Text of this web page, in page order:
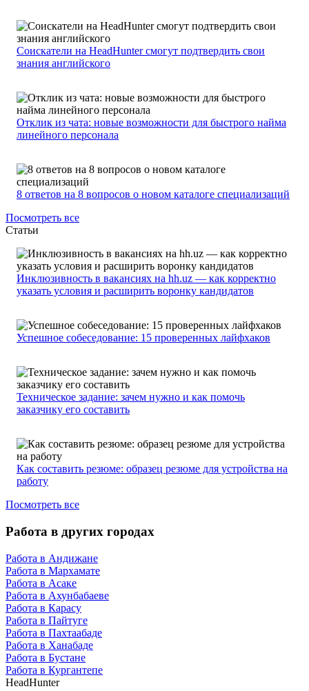
Соискатели на HeadHunter смогут подтвердить свои
знания английского
Отклик из чата: новые возможности для быстрого найма
линейного персонала
8 ответов на 8 вопросов о новом каталоге специализаций
Посмотреть все
Статьи
Инклюзивность в вакансиях на hh.uz — как корректно
указать условия и расширить воронку кандидатов
Успешное собеседование: 15 проверенных лайфхаков
Техническое задание: зачем нужно и как помочь
заказчику его составить
Как составить резюме: образец резюме для устройства на
работу
Посмотреть все
Работа в других городах
Работа в Андижане
Работа в Мархамате
Работа в Асаке
Работа в Ахунбабаеве
Работа в Карасу
Работа в Пайтуге
Работа в Пахтаабаде
Работа в Ханабаде
Работа в Бустане
Работа в Кургантепе
HeadHunter